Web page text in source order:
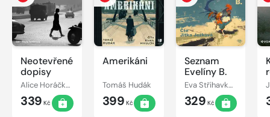
Neotevřené
dopisy
Alice Horáčková
339 Kč
Amerikáni
Tomáš Hudák
399 Kč
Seznam
Evelíny B.
Eva Střihavková
329 Kč